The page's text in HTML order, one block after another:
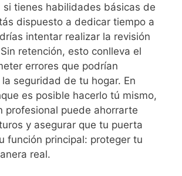
si tienes habilidades básicas de
dispuesto a dedicar tiempo a
intentar realizar la revisión
retención, esto conlleva el
errores que podrían
seguridad de tu hogar. En
es posible hacerlo tú mismo,
profesional puede ahorrarte
y asegurar que tu puerta
función principal: proteger tu
real.